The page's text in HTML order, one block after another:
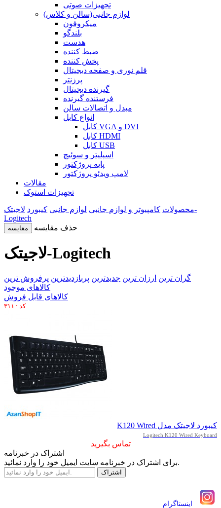
تجهیزات صوتی
لوازم جانبی(سالن و کلاس)
میکروفون
بلندگو
هدست
ضبط کننده
پخش کننده
قلم نوری و صفحه دیجیتال
پرزنتر
گیرنده دیجیتال
فرستنده گیرنده
مبدل و اتصالات سالن
انواع کابل
کابل VGA و DVI
کابل HDMI
کابل USB
اسپلیتر و سوئیچ
پایه پروژکتور
لامپ ویدئو پروژکتور
مقالات
تجهیزات استوک
محصولات کامپیوتر و لوازم جانبی لوازم جانبی کیبورد لاجیتک-
Logitech
مقایسه حذف مقایسه
لاجیتک-Logitech
گران ترین ارزان ترین جدیدترین پربازدیدترین پرفروش ترین
کالاهای موجود
کالاهای قابل فروش
کد : ۳۱۱
کیبورد لاجیتک مدل K120 Wired
Logitech K120 Wired Keyboard
تماس بگیرید
اشتراک در خبرنامه
برای اشتراک در خبرنامه سایت ایمیل خود را وارد نمائید.
اينستاگرام